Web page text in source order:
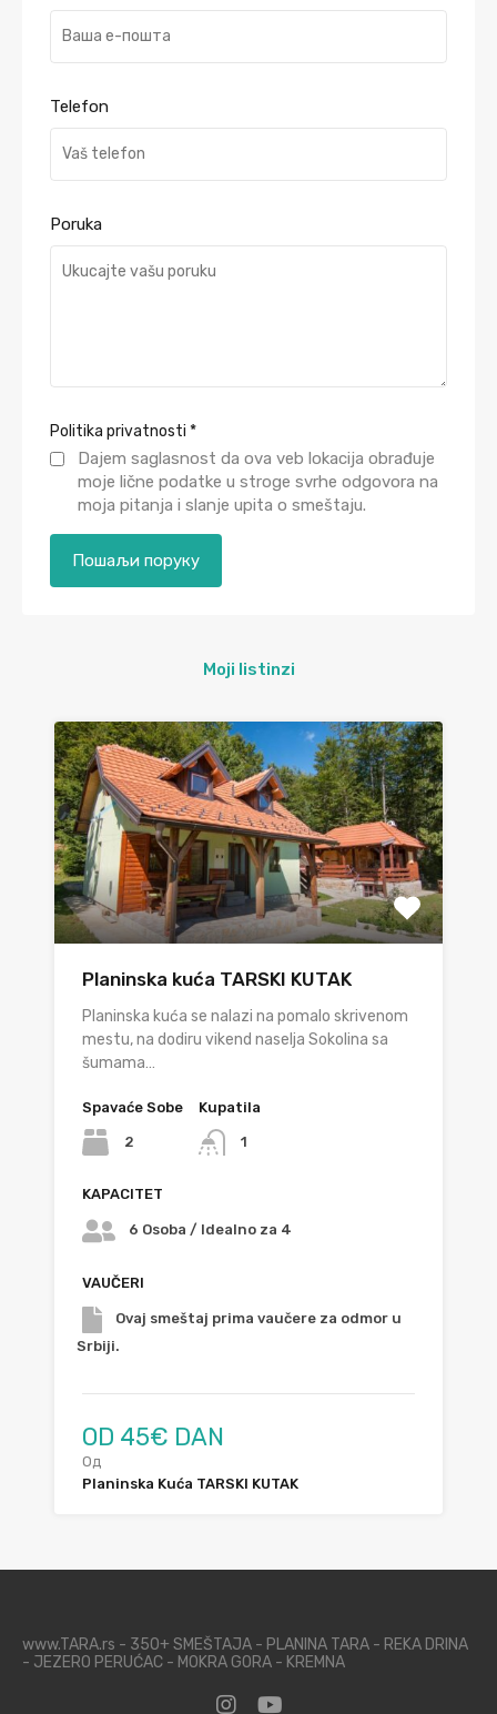
Telefon
Poruka
Politika privatnosti *
Dajem saglasnost da ova veb lokacija obrađuje
moje lične podatke u stroge svrhe odgovora na
moja pitanja i slanje upita o smeštaju.
Moji listinzi
Planinska kuća TARSKI KUTAK
Planinska kuća se nalazi na pomalo skrivenom
mestu, na dodiru vikend naselja Sokolina sa
šumama…
Spavaće Sobe
2
Kupatila
1
KAPACITET
6 Osoba / Idealno za 4
VAUČERI
Ovaj smeštaj prima vaučere za odmor u
Srbiji.
OD 45€ DAN
Од
Planinska Kuća TARSKI KUTAK
www.TARA.rs - 350+ SMEŠTAJA - PLANINA TARA - REKA DRINA
- JEZERO PERUĆAC - MOKRA GORA - KREMNA